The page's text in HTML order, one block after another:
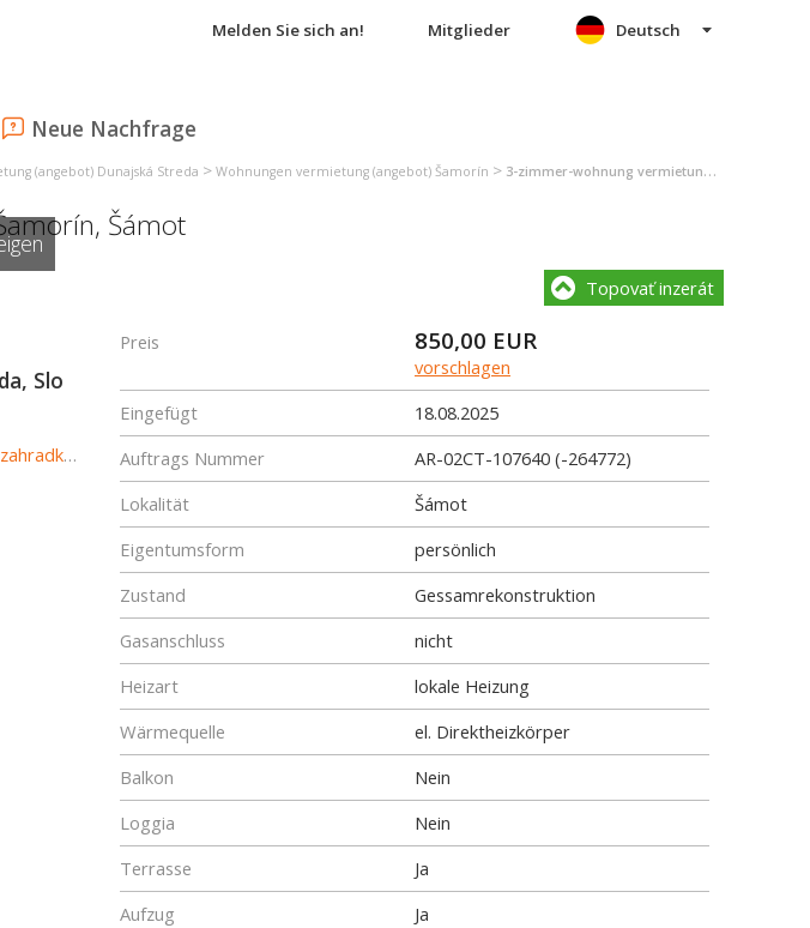
Melden Sie sich an! Mitglieder
Neue Nachfrage
Deutsch
(angebot) Dunajská Streda > Wohnungen vermietung (angebot) Šamorín > 3-zimmer-wohnung vermietung (angebot) Šamorín
, Šámot
Slo
http://http://www.luxusne-reality.sk.reb.sk/reb-sk-prenajom-3-izb-bytu-v-novostavbe-so-zahradkou-a-parkovanim-926810
Topovať inzerát
Preis 850,00 EUR
vorschlagen
Eingefügt
18.08.2025
Auftrags Nummer
AR-02CT-107640 (-264772)
Lokalität
Šámot
Eigentumsform
persönlich
Zustand
Gessamrekonstruktion
Gasanschluss
nicht
Heizart
lokale Heizung
Wärmequelle
el. Direktheizkörper
Balkon
Nein
Loggia
Nein
Terrasse
Ja
Aufzug
Ja